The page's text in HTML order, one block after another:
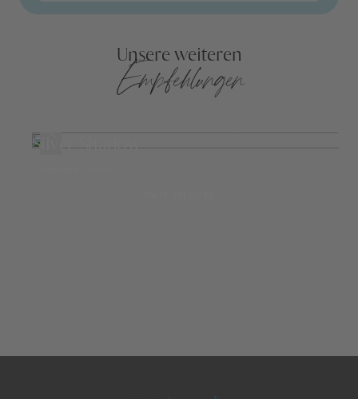
Unsere weiteren
Empfehlungen
Silver Shadow